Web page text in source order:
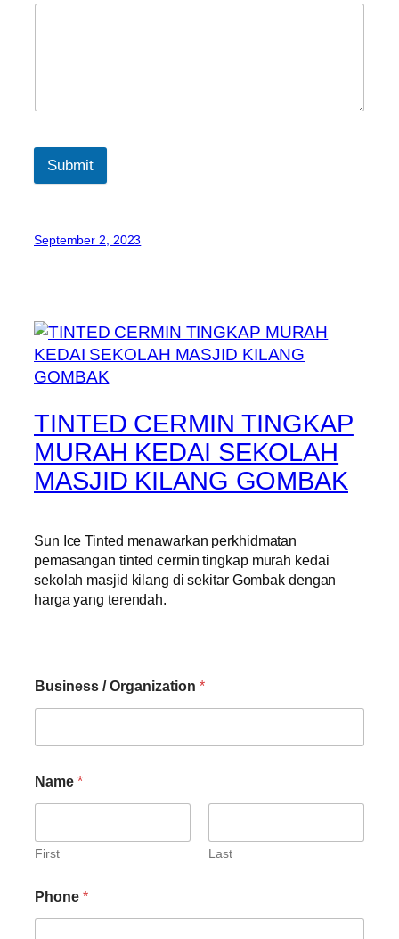
Submit
September 2, 2023
TINTED CERMIN TINGKAP
MURAH KEDAI SEKOLAH
MASJID KILANG GOMBAK
Sun Ice Tinted menawarkan perkhidmatan
pemasangan tinted cermin tingkap murah kedai
sekolah masjid kilang di sekitar Gombak dengan
harga yang terendah.
Business / Organization *
Name *
First Last
Phone *